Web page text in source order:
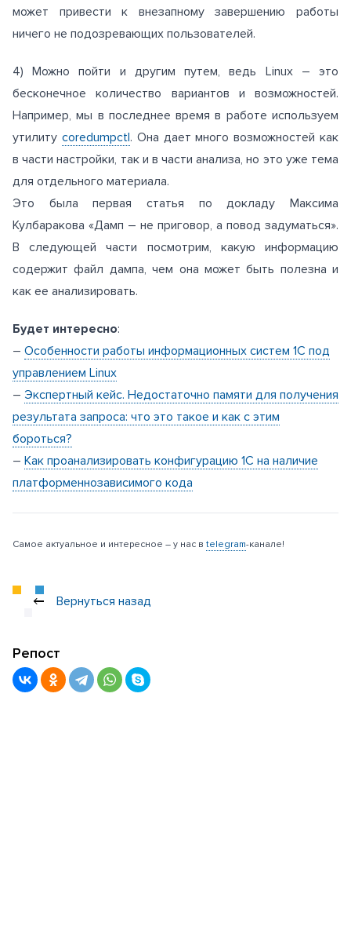
может привести к внезапному завершению работы
ничего не подозревающих пользователей.
4) Можно пойти и другим путем, ведь Linux – это
бесконечное количество вариантов и возможностей.
Например, мы в последнее время в работе используем
утилиту coredumpctl. Она дает много возможностей как
в части настройки, так и в части анализа, но это уже тема
для отдельного материала.
Это была первая статья по докладу Максима
Кулбаракова «Дамп – не приговор, а повод задуматься».
В следующей части посмотрим, какую информацию
содержит файл дампа, чем она может быть полезна и
как ее анализировать.
Будет интересно:
– Особенности работы информационных систем 1С под
управлением Linux
– Экспертный кейс. Недостаточно памяти для получения
результата запроса: что это такое и как с этим
бороться?
– Как проанализировать конфигурацию 1С на наличие
платформеннозависимого кода
Самое актуальное и интересное – у нас в telegram-канале!
Вернуться назад
Репост